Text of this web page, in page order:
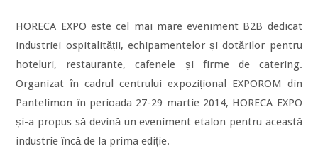
HORECA EXPO este cel mai mare eveniment B2B dedicat
industriei ospitalității, echipamentelor și dotărilor pentru
hoteluri, restaurante, cafenele și firme de catering.
Organizat în cadrul centrului expozițional EXPOROM din
Pantelimon în perioada 27-29 martie 2014, HORECA EXPO
și-a propus să devină un eveniment etalon pentru această
industrie încă de la prima ediție.